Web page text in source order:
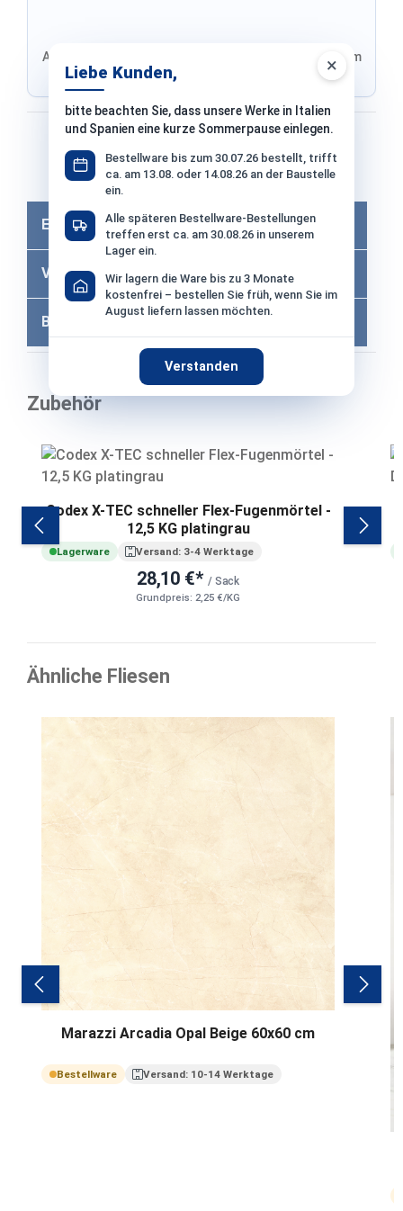
×
Liebe Kunden,
bitte beachten Sie, dass unsere Werke in Italien
und Spanien eine kurze Sommerpause einlegen.
Bestellware bis zum 30.07.26 bestellt, trifft
ca. am 13.08. oder 14.08.26 an der Baustelle
ein.
Alle späteren Bestellware-Bestellungen
treffen erst ca. am 30.08.26 in unserem
Lager ein.
Wir lagern die Ware bis zu 3 Monate
kostenfrei – bestellen Sie früh, wenn Sie im
August liefern lassen möchten.
Verstanden
Adresse von Klarna, Versand wird im finalen Schritt im
Shop ausgewählt
Bezahlen mit
Bei Bezahlung per Vorkasse −2% Skonto
Eigenschaften
Versandkosten
Bewertungen
Zubehör
Codex X-TEC schneller Flex-Fugenmörtel -
12,5 KG platingrau
Lagerware Versand: 3-4 Werktage
28,10 €* / Sack
Grundpreis: 2,25 €/KG
Ähnliche Fliesen
Marazzi Arcadia Opal Beige 60x60 cm
Bestellware Versand: 10-14 Werktage